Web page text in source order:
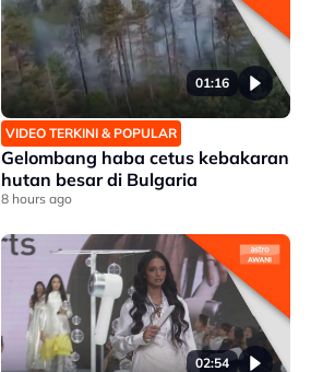
01:16
VIDEO TERKINI & POPULAR
Gelombang haba cetus kebakaran
hutan besar di Bulgaria
8 hours ago
02:54